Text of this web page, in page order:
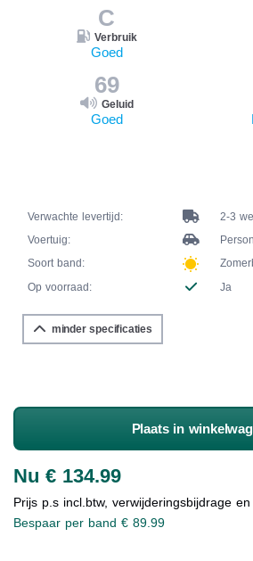
C
Verbruik
Goed
69
Geluid
Goed
Verwachte levertijd:
2-3
Voertuig:
Soort band:
Op voorraad:
Ja
minder specificaties
Plaats in
Nu € 134.99
Prijs p.s incl.btw, verwijderingsbijdrage
Bespaar per band € 89.99